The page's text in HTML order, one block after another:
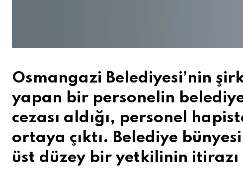
Osmangazi Belediyesi’nin
yapan bir personelin
cezası aldığı, personel
ortaya çıktı. Belediye
üst düzey bir yetkilinin